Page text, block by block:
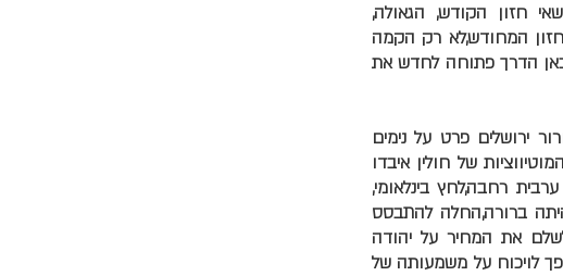
חזון הקודש, הגאולה,
המחודש,לא רק הקמה
הדרך פתוחה לחדש את
ירושלים פרט על נימים
של חולין איבדו
רחבה,לחץ בינלאומי,
ברורה,החלה להתבסס
את המחיר על יהודה
לויכוח על משמעותה של